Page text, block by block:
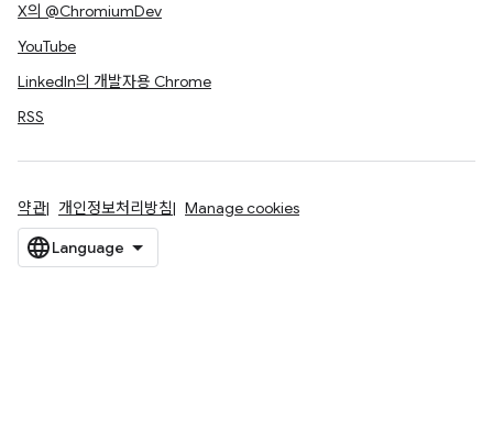
X의 @ChromiumDev
YouTube
LinkedIn의 개발자용 Chrome
RSS
약관 개인정보처리방침 Manage cookies